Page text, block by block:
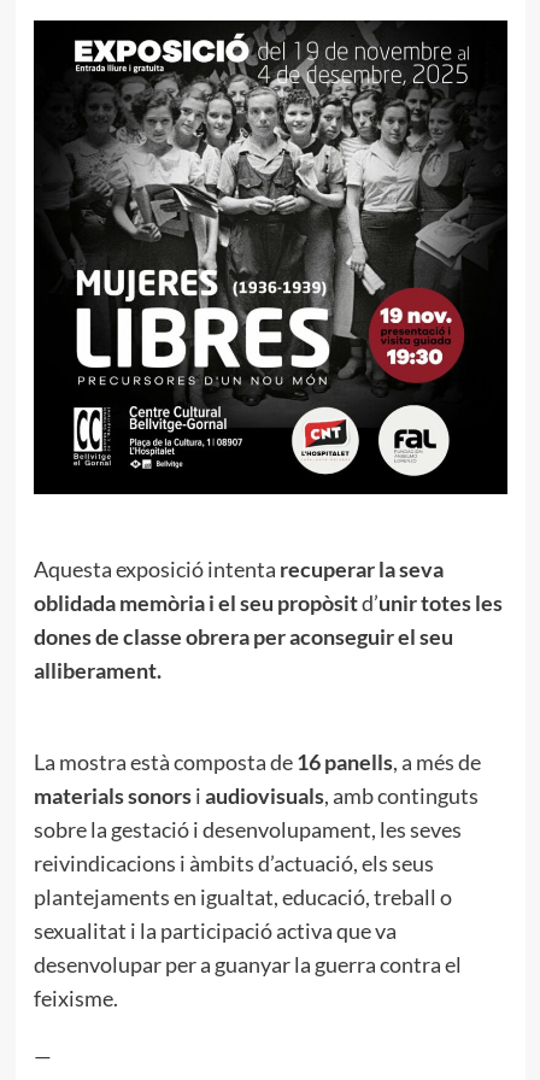
Aquesta exposició intenta recuperar la seva
oblidada memòria i el seu propòsitd’unir totes les
dones de classe obrera per aconseguir el seu
alliberament.
La mostra està composta de16 panells, a més de
materials sonorsiaudiovisuals, amb continguts
sobre la gestació i desenvolupament, les seves
reivindicacions i àmbits d’actuació, els seus
plantejaments en igualtat, educació, treball o
sexualitat i la participació activa que va
desenvolupar per a guanyar la guerra contra el
feixisme.
—